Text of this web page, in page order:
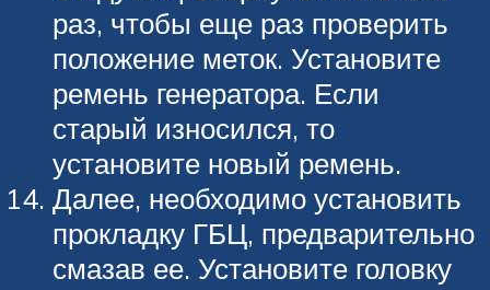
раз, чтобы еще раз проверить
положение меток. Установите
ремень генератора. Если
старый износился, то
установите новый ремень.
Далее, необходимо установить
прокладку ГБЦ, предварительно
смазав ее. Установите головку